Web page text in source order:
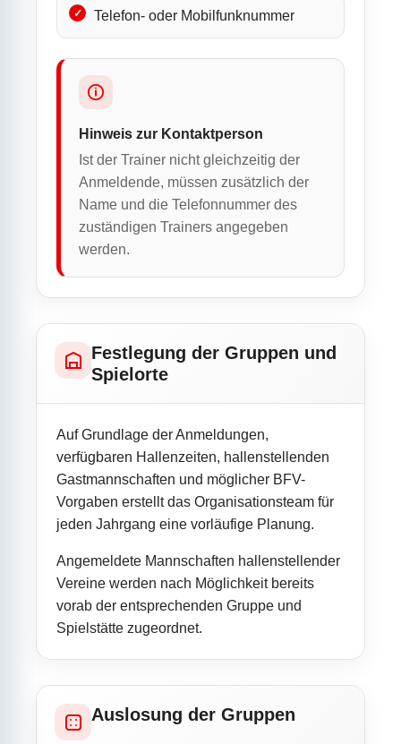
Telefon- oder Mobilfunknummer
Hinweis zur Kontaktperson
Ist der Trainer nicht gleichzeitig der
Anmeldende, müssen zusätzlich der
Name und die Telefonnummer des
zuständigen Trainers angegeben
werden.
Festlegung der Gruppen und
Spielorte
Auf Grundlage der Anmeldungen,
verfügbaren Hallenzeiten, hallenstellenden
Gastmannschaften und möglicher BFV-
Vorgaben erstellt das Organisationsteam für
jeden Jahrgang eine vorläufige Planung.
Angemeldete Mannschaften hallenstellender
Vereine werden nach Möglichkeit bereits
vorab der entsprechenden Gruppe und
Spielstätte zugeordnet.
Auslosung der Gruppen